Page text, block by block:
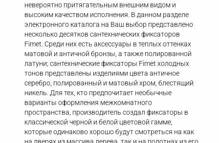
невероятно притягательным внешним видом и
высоким качеством исполнения. В данном разделе
электронного каталога на Ваш выбор представлено
несколько десятков сантехнических фиксаторов
Fimet. Среди них есть аксессуары в теплых оттенках
матовой и античной бронзы, а также полированной
латуни; сантехнические фиксаторы Fimet холодных
тонов представлены изделиями цвета античное
серебро, полированный и матовый хром, блестящий
никель. Для тех, кто предпочитает необычные
варианты оформления межкомнатного
пространства, производитель создал фиксаторы в
классической черной и белой цветовой гамме,
которые одинаково хорошо будут смотреться на как